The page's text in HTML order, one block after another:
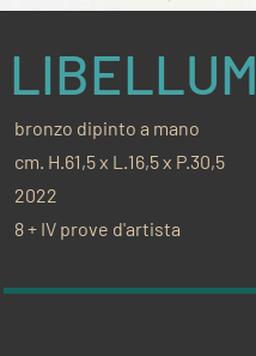
LIBELLUM
bronzo dipinto a mano
cm. H.61,5 x L.16,5 x P.30,5
2022
8 + IV prove d'artista